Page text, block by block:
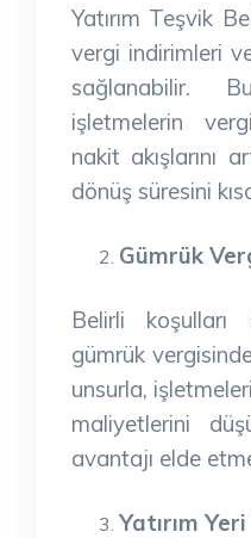
Yatırım Teşvik
vergi indirimleri
sağlanabilir.
işletmelerin
nakit akışlarını
dönüş süresini
Gümrük
Belirli koşulları
gümrük
unsurla,
maliyetlerini
avantajı elde
Yatırım